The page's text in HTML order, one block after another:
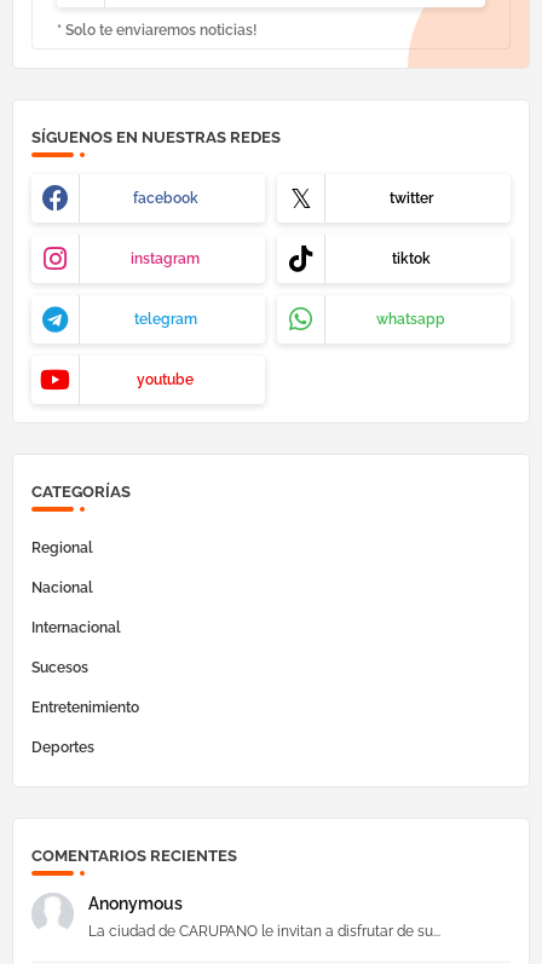
* Solo te enviaremos noticias!
SÍGUENOS EN NUESTRAS REDES
facebook twitter
instagram tiktok
telegram whatsapp
youtube
CATEGORÍAS
Regional
Nacional
Internacional
Sucesos
Entretenimiento
Deportes
COMENTARIOS RECIENTES
Anonymous
La ciudad de CARUPANO le invitan a disfrutar de su...